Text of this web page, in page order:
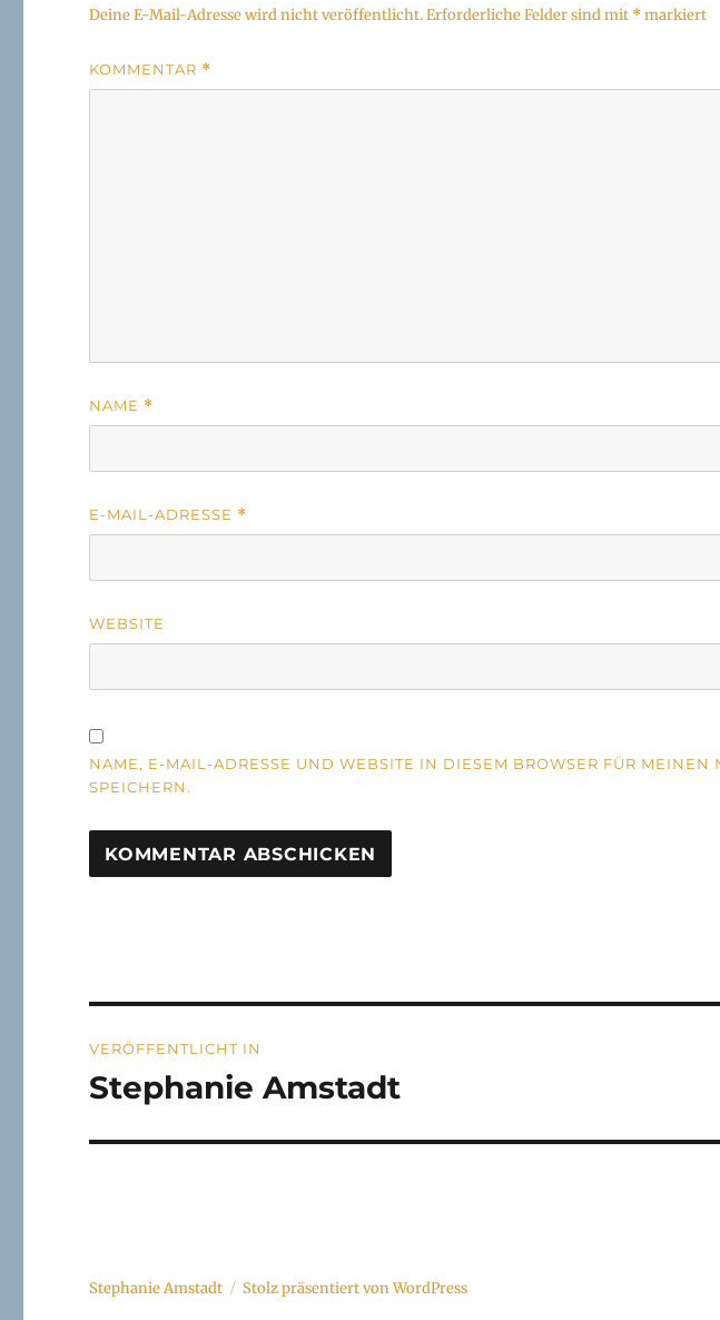
Deine E-Mail-Adresse wird nicht veröffentlicht.Erforderliche Felder sind mit *markiert
KOMMENTAR *
NAME *
E-MAIL-ADRESSE *
WEBSITE
NAME, E-MAIL-ADRESSE UND WEBSITE IN DIESEM BROWSER FÜR MEINEN
SPEICHERN.
N
T
I
V
:
VERÖFFENTLICHT IN
Stephanie Amstadt
Stephanie Amstadt Stolz präsentiert von WordPress